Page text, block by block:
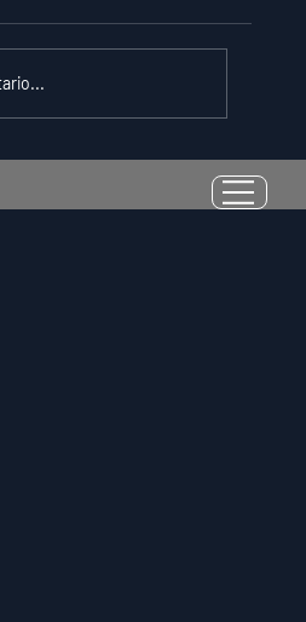
Equipo Intercultural: Un
sobre Lenguaje,